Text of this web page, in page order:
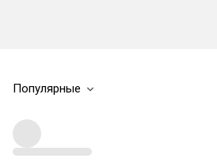
Популярные